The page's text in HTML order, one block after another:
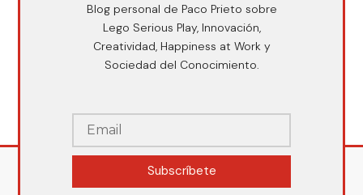
Blog personal de Paco Prieto sobre
Lego Serious Play, Innovación,
Creatividad, Happiness at Work y
Sociedad del Conocimiento.
Subscríbete